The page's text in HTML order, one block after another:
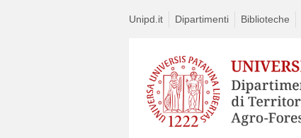
Unipd.it Dipartimenti Biblioteche